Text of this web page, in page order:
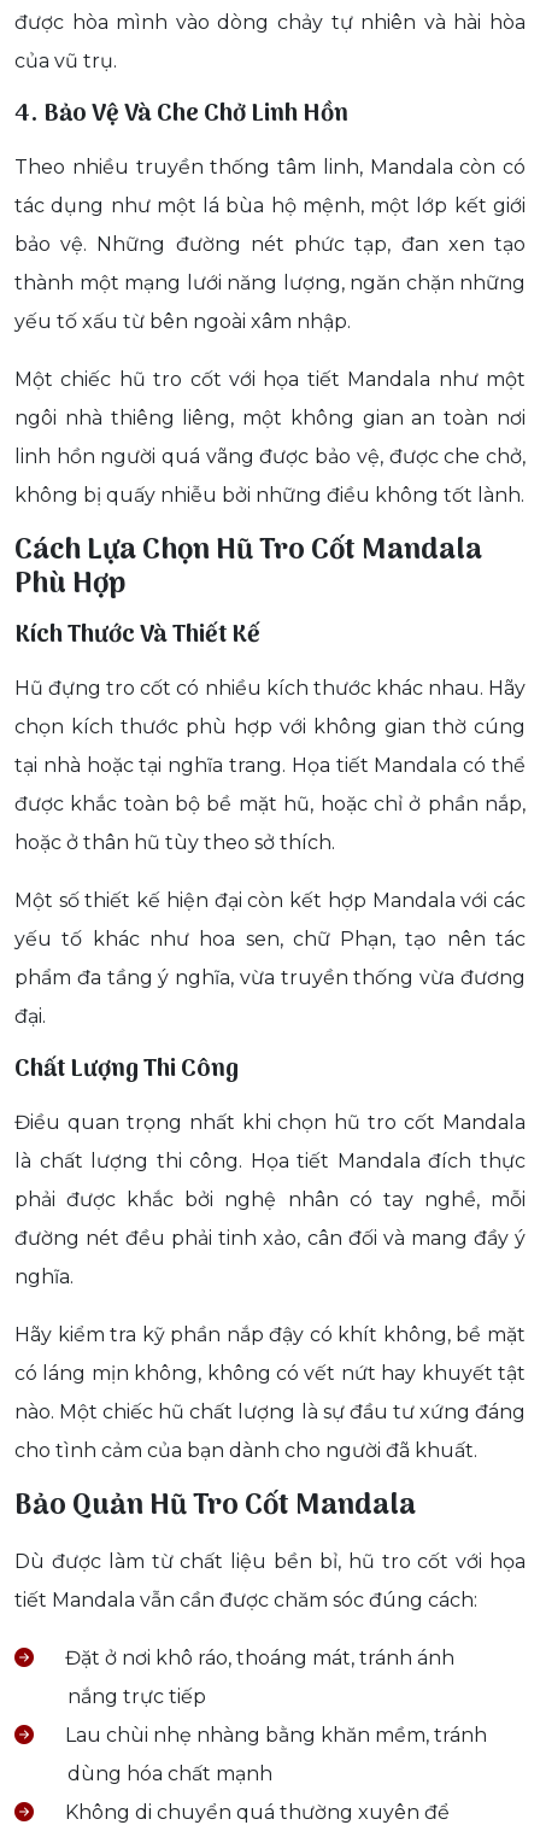
được hòa mình vào dòng chảy tự nhiên và hài hòa
của vũ trụ.
4. Bảo Vệ Và Che Chở Linh Hồn
Theo nhiều truyền thống tâm linh, Mandala còn có
tác dụng như một lá bùa hộ mệnh, một lớp kết giới
bảo vệ. Những đường nét phức tạp, đan xen tạo
thành một mạng lưới năng lượng, ngăn chặn những
yếu tố xấu từ bên ngoài xâm nhập.
Một chiếc hũ tro cốt với họa tiết Mandala như một
ngôi nhà thiêng liêng, một không gian an toàn nơi
linh hồn người quá vãng được bảo vệ, được che chở,
không bị quấy nhiễu bởi những điều không tốt lành.
Cách Lựa Chọn Hũ Tro Cốt Mandala
Phù Hợp
Kích Thước Và Thiết Kế
Hũ đựng tro cốt có nhiều kích thước khác nhau. Hãy
chọn kích thước phù hợp với không gian thờ cúng
tại nhà hoặc tại nghĩa trang. Họa tiết Mandala có thể
được khắc toàn bộ bề mặt hũ, hoặc chỉ ở phần nắp,
hoặc ở thân hũ tùy theo sở thích.
Một số thiết kế hiện đại còn kết hợp Mandala với các
yếu tố khác như hoa sen, chữ Phạn, tạo nên tác
phẩm đa tầng ý nghĩa, vừa truyền thống vừa đương
đại.
Chất Lượng Thi Công
Điều quan trọng nhất khi chọn hũ tro cốt Mandala
là chất lượng thi công. Họa tiết Mandala đích thực
phải được khắc bởi nghệ nhân có tay nghề, mỗi
đường nét đều phải tinh xảo, cân đối và mang đầy ý
nghĩa.
Hãy kiểm tra kỹ phần nắp đậy có khít không, bề mặt
có láng mịn không, không có vết nứt hay khuyết tật
nào. Một chiếc hũ chất lượng là sự đầu tư xứng đáng
cho tình cảm của bạn dành cho người đã khuất.
Bảo Quản Hũ Tro Cốt Mandala
Dù được làm từ chất liệu bền bỉ, hũ tro cốt với họa
tiết Mandala vẫn cần được chăm sóc đúng cách:
Đặt ở nơi khô ráo, thoáng mát, tránh ánh
nắng trực tiếp
Lau chùi nhẹ nhàng bằng khăn mềm, tránh
dùng hóa chất mạnh
Không di chuyển quá thường xuyên để